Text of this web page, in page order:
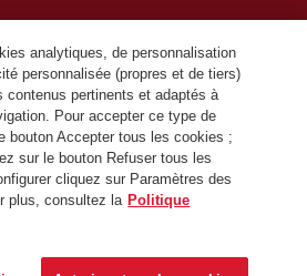
Iberia Club
iberia.com
données personnelles
aux cookies
réservés.
analytiques, de personnalisation
personnalisée (propres et de tiers)
contenus pertinents et adaptés à
Pour accepter ce type de
bouton Accepter tous les cookies ;
sur le bouton Refuser tous les
cliquez sur Paramètres des
plus, consultez la Politique